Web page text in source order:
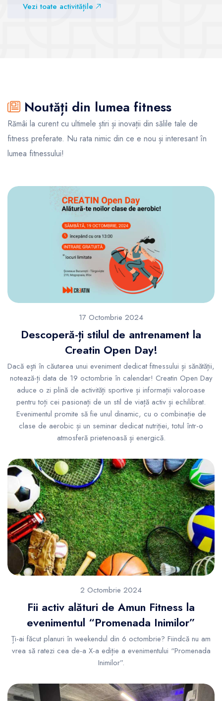
Vezi toate activitățile
Noutăți din lumea fitness
Rămâi la curent cu ultimele știri și inovații din sălile tale de
fitness preferate. Nu rata nimic din ce e nou și interesant în
lumea fitnessului!
17 Octombrie 2024
Descoperă-ți stilul de antrenament la
Creatin Open Day!
Dacă ești în căutarea unui eveniment dedicat fitnessului și sănătății,
notează-ți data de 19 octombrie în calendar! Creatin Open Day
aduce o zi plină de activități sportive și informații valoroase
pentru toți cei pasionați de un stil de viață activ și echilibrat.
Evenimentul promite să fie unul dinamic, cu o combinație de
clase de aerobic și un seminar dedicat nutriției, totul într-o
atmosferă prietenoasă și energică.
2 Octombrie 2024
Fii activ alături de Amun Fitness la
evenimentul “Promenada Inimilor”
Ți-ai făcut planuri în weekendul din 6 octombrie? Fiindcă nu am
vrea să ratezi cea de-a X-a ediție a evenimentului “Promenada
Inimilor”.